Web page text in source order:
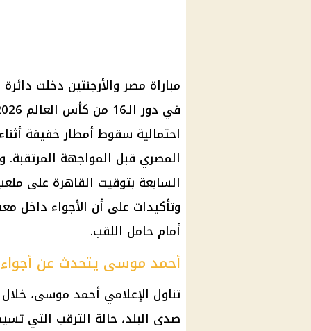
مباراة مصر والأرجنتين دخلت
احتمالية سقوط أمطار خفيفة
المصري قبل المواجهة المرتقبة.
السابعة بتوقيت القاهرة على
وتأكيدات على أن الأجواء داخل
أمام حامل اللقب.
أحمد موسى يتحدث عن أجواء
تناول الإعلامي أحمد موسى،
صدى البلد، حالة الترقب التي